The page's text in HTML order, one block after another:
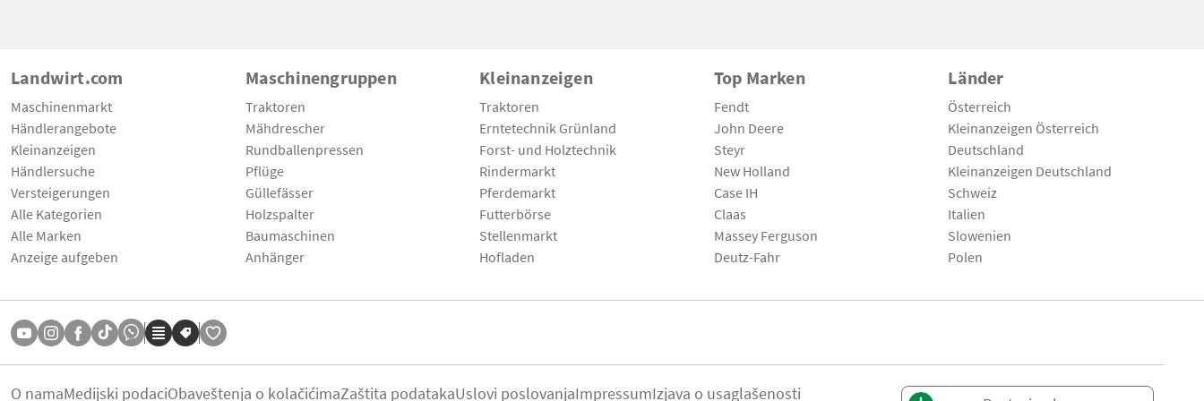
Landwirt.com
Maschinenmarkt
Händlerangebote
Kleinanzeigen
Händlersuche
Versteigerungen
Alle Kategorien
Alle Marken
Anzeige aufgeben
Maschinengruppen
Traktoren
Mähdrescher
Rundballenpressen
Pflüge
Güllefässer
Holzspalter
Baumaschinen
Anhänger
Kleinanzeigen
Traktoren
Erntetechnik Grünland
Forst- und Holztechnik
Rindermarkt
Pferdemarkt
Futterbörse
Stellenmarkt
Hofladen
Top Marken
Fendt
John Deere
Steyr
New Holland
Case IH
Claas
Massey Ferguson
Deutz-Fahr
Länder
Österreich
Kleinanzeigen Österreich
Deutschland
Kleinanzeigen Deutschland
Schweiz
Italien
Slowenien
Polen
O namaMedijski podaciObaveštenja o kolačićimaZaštita podatakaUslovi poslovanjaImpressumIzjava o usaglašenosti